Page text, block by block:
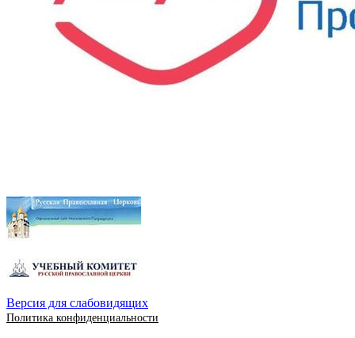
Версия для слабовидящих
Политика конфиденциальности